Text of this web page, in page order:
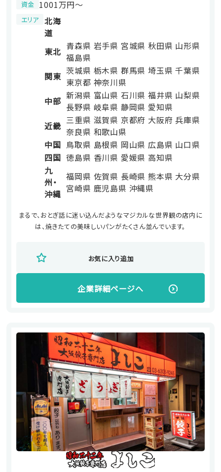
資金 1001万円〜
エリア
北海
道
東北 青森県 岩手県 宮城県 秋田県 山形県
福島県
関東 茨城県 栃木県 群馬県 埼玉県 千葉県
東京都 神奈川県
中部 新潟県 富山県 石川県 福井県 山梨県
長野県 岐阜県 静岡県 愛知県
近畿 三重県 滋賀県 京都府 大阪府 兵庫県
奈良県 和歌山県
中国 鳥取県 島根県 岡山県 広島県 山口県
四国 徳島県 香川県 愛媛県 高知県
九
州・
沖縄
福岡県 佐賀県 長崎県 熊本県 大分県
宮崎県 鹿児島県 沖縄県
まるで、おとぎ話に迷い込んだようなマジカルな世界観の店内に
は、焼きたての美味しいパンがたくさん並んでいます。
お気に入り追加
企業詳細ページへ